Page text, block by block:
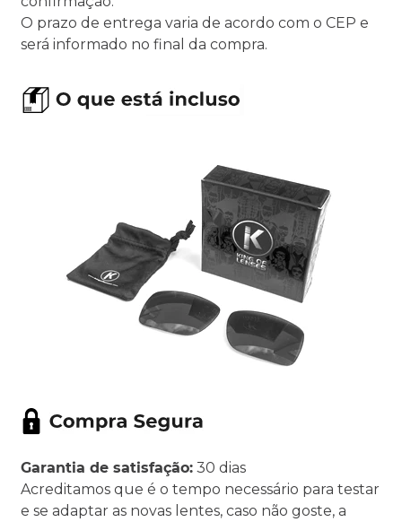
O prazo de entrega varia de acordo com o CEP e
será informado no final da compra.
Garantia de satisfação: 30 dias
Acreditamos que é o tempo necessário para testar
e se adaptar as novas lentes, caso não goste, a